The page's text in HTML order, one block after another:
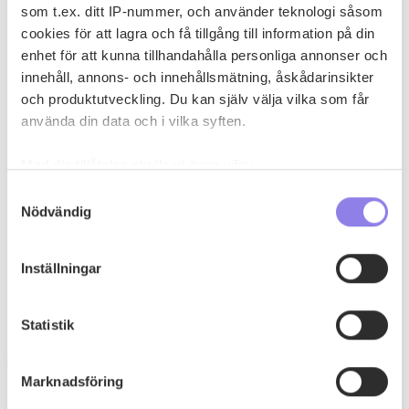
som t.ex. ditt IP-nummer, och använder teknologi såsom
cookies för att lagra och få tillgång till information på din
enhet för att kunna tillhandahålla personliga annonser och
innehåll, annons- och innehållsmätning, åskådarinsikter
och produktutveckling. Du kan själv välja vilka som får
använda din data och i vilka syften.
som kan ha en noggrannhet på upp till flera meter
Ta reda på mer om hur dina personliga uppgifter
Du kan ändra eller dra tillbaka ditt samtycke när som
Denna webbplats innehåller information om
Nödvändig
Inställningar
Statistik
Marknadsföring
Pasta med köttfärssås